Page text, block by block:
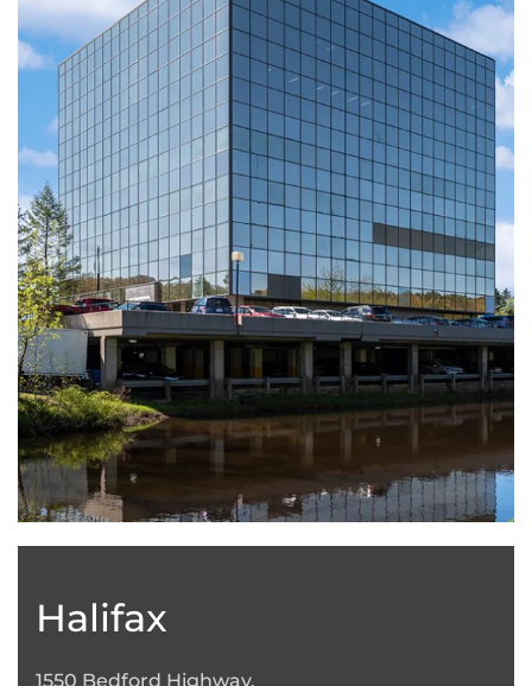
−
Leaflet|©OpenStreetMap
Halifax
1550 Bedford Highway.